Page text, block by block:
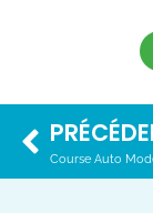
Course Auto